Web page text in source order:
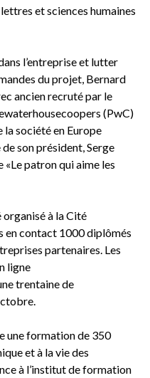
et sciences humaines
l’entreprise et lutter
du projet, Bernard
ancien recruté par le
(PwC)
société en Europe
son président, Serge
patron qui aime les
organisé à la Cité
en contact 1000 diplômés
partenaires. Les
ligne
trentaine de
une formation de 350
et à la vie des
à l’institut de formation